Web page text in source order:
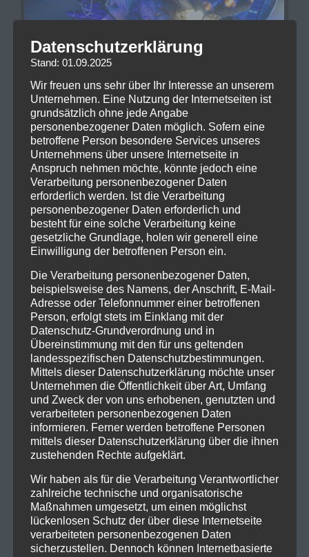
Datenschutzerklärung
Stand: 01.09.2025
Wir freuen uns sehr über Ihr Interesse an unserem
Unternehmen. Eine Nutzung der Internetseiten ist
grundsätzlich ohne jede Angabe
personenbezogener Daten möglich. Sofern eine
betroffene Person besondere Services unseres
Unternehmens über unsere Internetseite in
Anspruch nehmen möchte, könnte jedoch eine
Verarbeitung personenbezogener Daten
erforderlich werden. Ist die Verarbeitung
personenbezogener Daten erforderlich und
besteht für eine solche Verarbeitung keine
gesetzliche Grundlage, holen wir generell eine
Einwilligung der betroffenen Person ein.
Die Verarbeitung personenbezogener Daten,
beispielsweise des Namens, der Anschrift, E-Mail-
Adresse oder Telefonnummer einer betroffenen
Person, erfolgt stets im Einklang mit der
Datenschutz-Grundverordnung und in
Übereinstimmung mit den für uns geltenden
landesspezifischen Datenschutzbestimmungen.
Mittels dieser Datenschutzerklärung möchte unser
Unternehmen die Öffentlichkeit über Art, Umfang
und Zweck der von uns erhobenen, genutzten und
verarbeiteten personenbezogenen Daten
informieren. Ferner werden betroffene Personen
mittels dieser Datenschutzerklärung über die ihnen
zustehenden Rechte aufgeklärt.
Wir haben als für die Verarbeitung Verantwortlicher
zahlreiche technische und organisatorische
Maßnahmen umgesetzt, um einen möglichst
lückenlosen Schutz der über diese Internetseite
verarbeiteten personenbezogenen Daten
sicherzustellen. Dennoch können Internetbasierte